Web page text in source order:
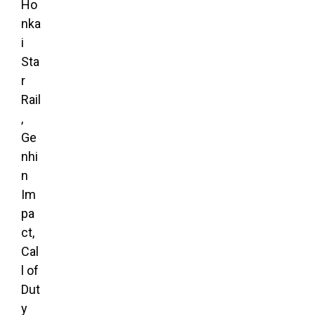
Ho
nka
i
Sta
r
Rail
,
Ge
nhi
n
Im
pa
ct,
Cal
l of
Dut
y